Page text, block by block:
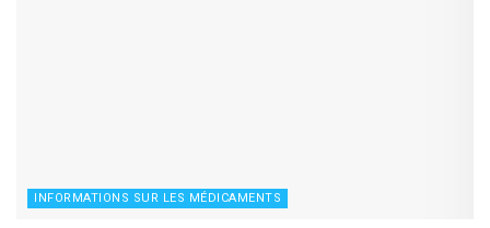
INFORMATIONS SUR LES MÉDICAMENTS